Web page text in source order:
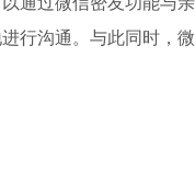
行沟通。与此同时，